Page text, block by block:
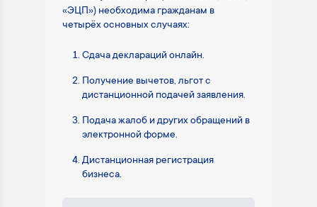
«ЭЦП») необходима гражданам в
четырёх основных случаях:
Сдача деклараций онлайн.
Получение вычетов, льгот с
дистанционной подачей заявления.
Подача жалоб и других обращений в
электронной форме.
Дистанционная регистрация
бизнеса.